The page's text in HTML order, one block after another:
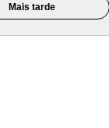
Mais tarde